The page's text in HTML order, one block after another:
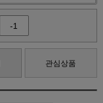
-1
관심상품